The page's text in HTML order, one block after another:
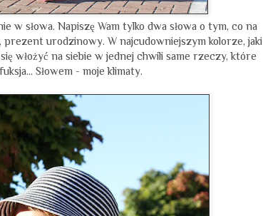
w słowa. Napiszę Wam tylko dwa słowa o tym, co na
prezent urodzinowy. W najcudowniejszym kolorze, jaki
włożyć na siebie w jednej chwili same rzeczy, które
Słowem - moje klimaty.